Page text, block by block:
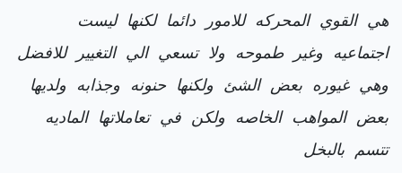
هي القوي المحركه للامور دائما لكنها ليست
اجتماعيه وغير طموحه ولا تسعي الي التغيير للافضل
وهي غيوره بعض الشئ ولكنها حنونه وجذابه ولديها
بعض المواهب الخاصه ولكن في تعاملاتها الماديه
تتسم بالبخل